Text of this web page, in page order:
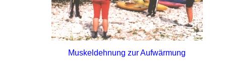
Muskeldehnung zur Aufwärmung